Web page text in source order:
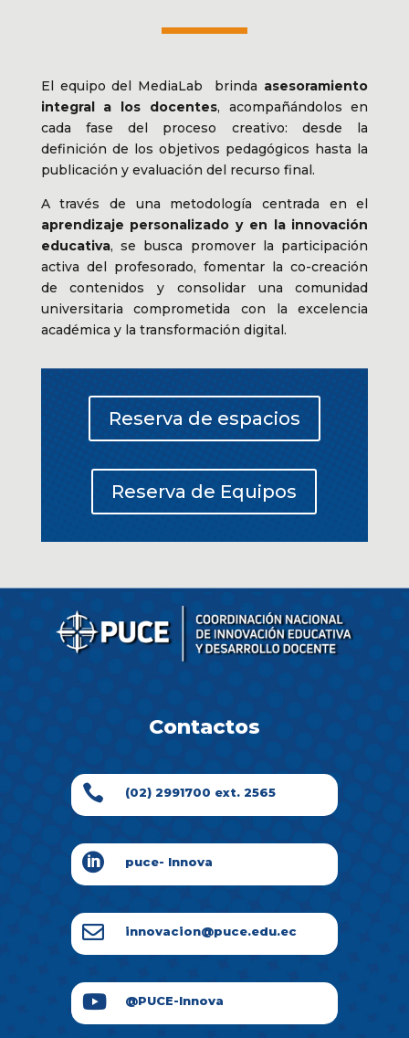
El equipo del MediaLab brinda asesoramiento
integral a los docentes, acompañándolos en
cada fase del proceso creativo: desde la
definición de los objetivos pedagógicos hasta la
publicación y evaluación del recurso final.
A través de una metodología centrada en el
aprendizaje personalizado y en la innovación
educativa, se busca promover la participación
activa del profesorado, fomentar la co-creación
de contenidos y consolidar una comunidad
universitaria comprometida con la excelencia
académica y la transformación digital.
Reserva de espacios
Reserva de Equipos
Contactos
 (02) 2991700 ext. 2565
 puce- Innova
 innovacion@puce.edu.ec
 @PUCE-Innova